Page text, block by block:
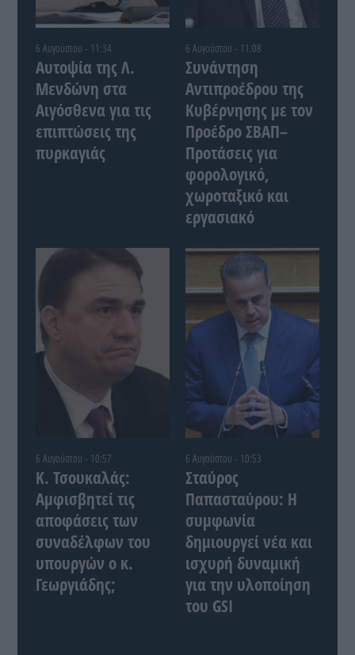
6 Αυγούστου - 11:34
Αυτοψία της Λ.
Μενδώνη στα
Αιγόσθενα για τις
επιπτώσεις της
πυρκαγιάς
6 Αυγούστου - 11:08
Συνάντηση
Αντιπροέδρου της
Κυβέρνησης με τον
Προέδρο ΣΒΑΠ–
Προτάσεις για
φορολογικό,
χωροταξικό και
εργασιακό
6 Αυγούστου - 10:57
Κ. Τσουκαλάς:
Αμφισβητεί τις
αποφάσεις των
συναδέλφων του
υπουργών ο κ.
Γεωργιάδης;
6 Αυγούστου - 10:53
Σταύρος
Παπασταύρου: Η
συμφωνία
δημιουργεί νέα και
ισχυρή δυναμική
για την υλοποίηση
του GSI